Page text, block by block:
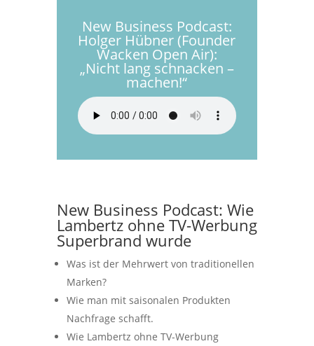
New Business Podcast:
Holger Hübner (Founder
Wacken Open Air):
„Nicht lang schnacken –
machen!“
New Business Podcast: Wie
Lambertz ohne TV-Werbung
Superbrand wurde
Was ist der Mehrwert von traditionellen
Marken?
Wie man mit saisonalen Produkten
Nachfrage schafft.
Wie Lambertz ohne TV-Werbung